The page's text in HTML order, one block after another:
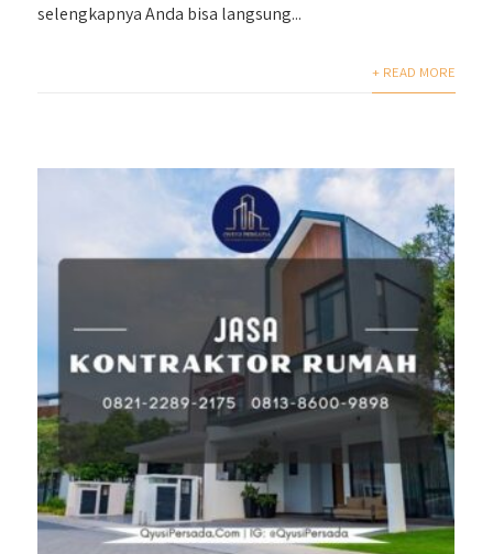
selengkapnya Anda bisa langsung...
+ READ MORE